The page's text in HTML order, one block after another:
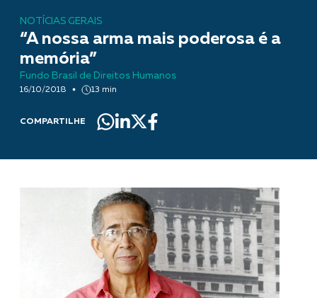
NOTÍCIAS GERAIS
“A nossa arma mais poderosa é a
memória”
Fundo Brasil de Direitos Humanos
16/10/2018 13 min
COMPARTILHE